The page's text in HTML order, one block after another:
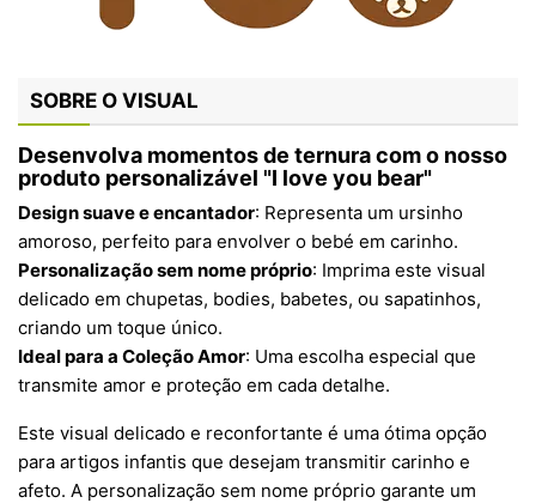
SOBRE O VISUAL
Desenvolva momentos de ternura com o nosso
produto personalizável "I love you bear"
Design suave e encantador: Representa um ursinho
amoroso, perfeito para envolver o bebé em carinho.
Personalização sem nome próprio: Imprima este visual
delicado em chupetas, bodies, babetes, ou sapatinhos,
criando um toque único.
Ideal para a Coleção Amor: Uma escolha especial que
transmite amor e proteção em cada detalhe.
Este visual delicado e reconfortante é uma ótima opção
para artigos infantis que desejam transmitir carinho e
afeto. A personalização sem nome próprio garante um